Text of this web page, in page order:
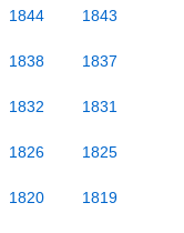
1844 1843
1838 1837
1832 1831
1826 1825
1820 1819